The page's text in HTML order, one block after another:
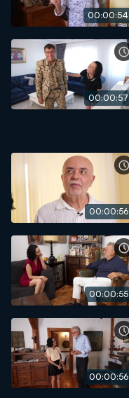
00:00:54
00:00:57
00:00:56
00:00:55
00:00:56